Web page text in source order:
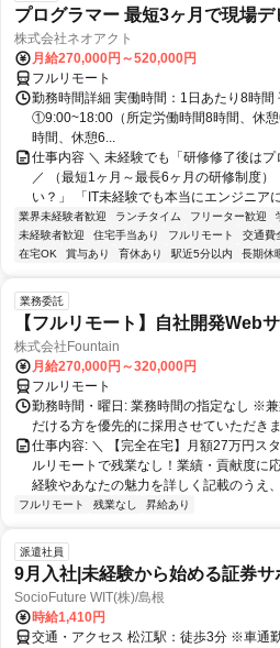
プログラマー 最短3ヶ月で現場デ
株式会社ネオアクト
月給270,000円～520,000円
フルリモート
勤務時間詳細 実働時間：1日あたり8時
①9:00~18:00（所定労働時間8時間、休
時間、休憩6...
仕事内容 ＼ 未経験でも「研修修了後は
／ （最短1ヶ月～最長6ヶ月の研修制度
い？」 「IT未経験でも本当にエンジニア
業界未経験者歓迎 ランチタイム フリーター歓迎
未経験者歓迎
住宅手当あり フルリモート 交通費
在宅OK
賞与あり 育休あり 駅近5分以内 長期休
業務委託
【フルリモート】自社開発Web
株式会社Fountain
月給270,000円～320,000円
フルリモート
勤務時間・曜日: 業務時間の指定なし ※
だける方を優先的に採用させていただき
仕事内容: ＼ 【完全在宅】月額27万円ス
ルリモートで残業なし！業績・貢献度に
経験やあなたの魅力を詳しく記載のうえ
フルリモート 残業なし 昇給あり
派遣社員
9月入社|未経験から始める証券
SocioFuture WIT(株)/島根
時給1,410円
交通・アクセス 松江駅：徒歩3分 ※車通